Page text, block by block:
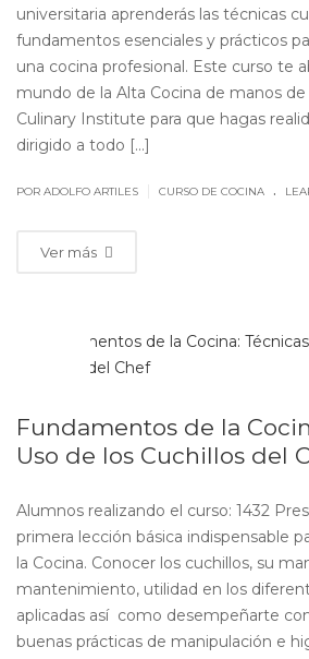
universitaria aprenderás las técnicas
fundamentos esenciales y prácticos
una cocina profesional. Este curso te
mundo de la Alta Cocina de manos
Culinary Institute para que hagas
dirigido a todo [...]
POR ADOLFO ARTILES CURSO DE COCINA .
Ver más
Fundamentos de la
Uso de los Cuchillos del
Alumnos realizando el curso: 1432
primera lección básica indispensable
la Cocina. Conocer los cuchillos, su
mantenimiento, utilidad en los
aplicadas así como desempeñarte
buenas prácticas de manipulación e